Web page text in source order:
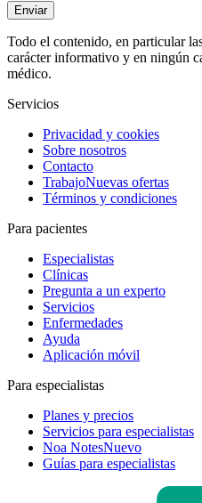
Enviar
Todo el contenido, en particular
carácter informativo y en ningún
médico.
Servicios
Privacidad y cookies
Sobre nosotros
Contacto
TrabajoNuevas ofertas
Términos y condiciones
Para pacientes
Especialistas
Clínicas
Pregunta a un experto
Servicios
Enfermedades
Ayuda
Aplicación móvil
Para especialistas
Planes y precios
Servicios para especialistas
Noa NotesNuevo
Guías para especialistas